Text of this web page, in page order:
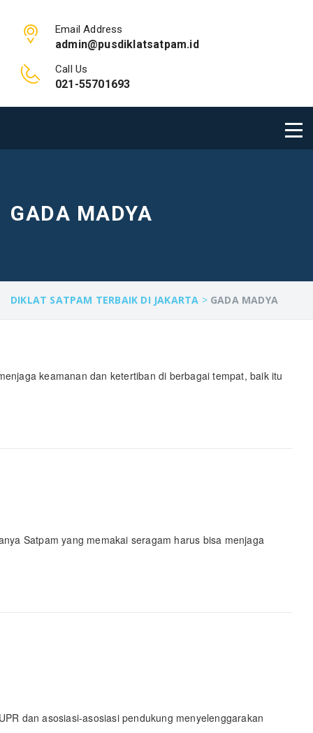
Email Address
admin@pusdiklatsatpam.id
Call Us
021-55701693
GADA MADYA
DIKLAT SATPAM TERBAIK DI JAKARTA > GADA MADYA
keamanan dan ketertiban di berbagai tempat, baik itu
Satpam yang memakai seragam harus bisa menjaga
dan asosiasi-asosiasi pendukung menyelenggarakan